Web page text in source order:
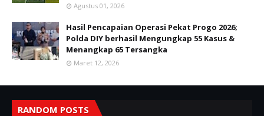
Agustus 01, 2026
Hasil Pencapaian Operasi Pekat Progo 2026;
Polda DIY berhasil Mengungkap 55 Kasus &
Menangkap 65 Tersangka
Maret 12, 2026
RANDOM POSTS